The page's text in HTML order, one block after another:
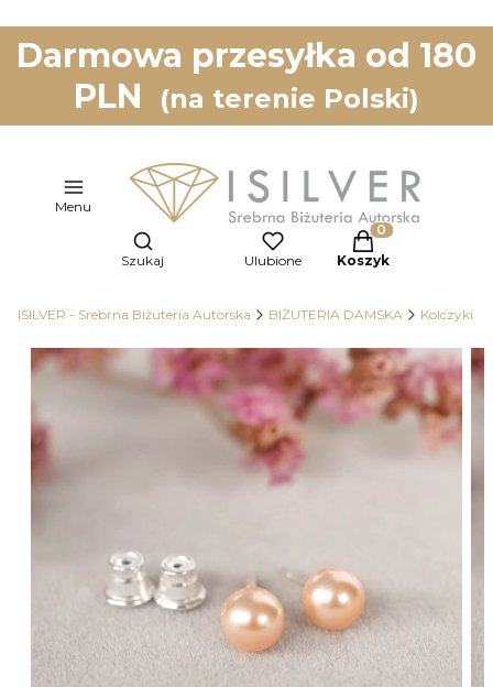
Darmowa przesyłka od 180
PLN
(na terenie Polski)
Menu
Otwórz wyszukiwarkę
Szukaj Ulubione
Produkty w
Koszyk
ISILVER - Srebrna Biżuteria Autorska BIŻUTERIA DAMSKA Kolczyki